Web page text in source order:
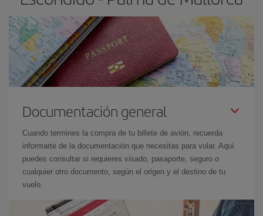
Documentación general
Cuando termines la compra de tu billete de avión, recuerda
informarte de la documentación que necesitas para volar. Aquí
puedes consultar si requieres visado, pasaporte, seguro o
cualquier otro documento, según el origen y el destino de tu
vuelo.